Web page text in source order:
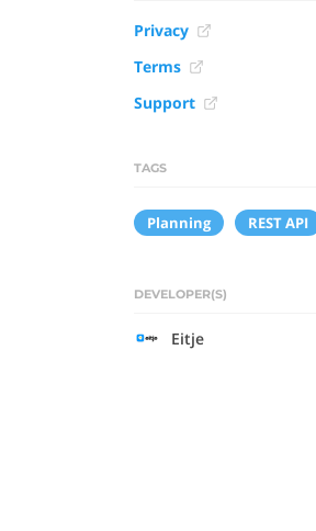
Privacy
Terms
Support
TAGS
Planning REST API
DEVELOPER(S)
Eitje